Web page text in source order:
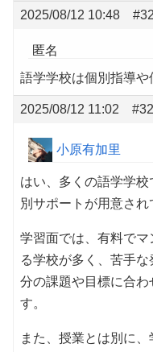
2025/08/12 10:48
匿名
語学学校は個別指導
2025/08/12 11:02
小原有加里
はい、多くの語学学
別サポートが用意され
学習面では、有料で
る学校が多く、苦手
分の課題や目標に合
す。
また、授業とは別に